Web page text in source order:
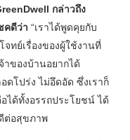
กล่าวถึง
คดีว่า “เราได้พูดคุยกับ
ทย์เรื่องของผู้ใช้งานที่
าของบ้านอยากได้
ดโปร่ง ไม่อึดอัด ซึ่งเราก็
ได้ทั้งอรรถประโยชน์ ได้
ต่อสุขภาพ